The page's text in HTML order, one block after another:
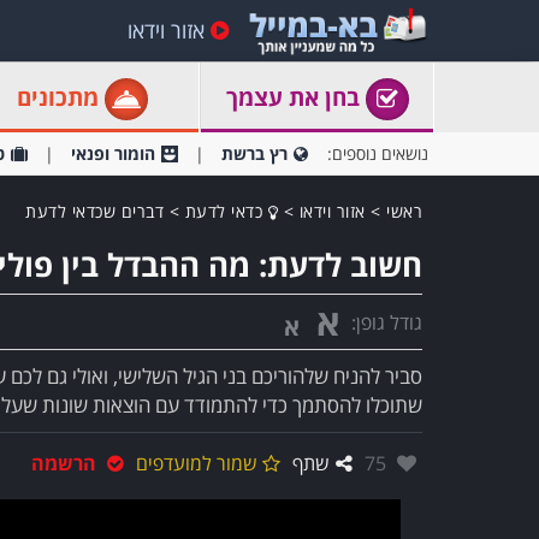
אזור וידאו
בחן את עצמך מתכונים
נושאים נוספים: רץ ברשת הומור ופנאי
ראשי > אזור וידאו > כדאי לדעת > דברים שכדאי לדעת
חשוב לדעת: מה ההבדל בין
גודל גופן: א א
סביר להניח שלהוריכם בני הגיל השלישי, ואולי גם
שתוכלו להסתמך כדי להתמודד עם הוצאות שונות
אהבו:
75 שתף שמור למועדפים הרשמה